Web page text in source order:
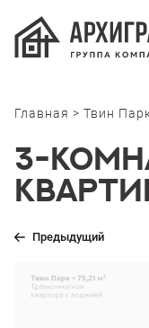
Главная > Твин
3-
Предыдущий